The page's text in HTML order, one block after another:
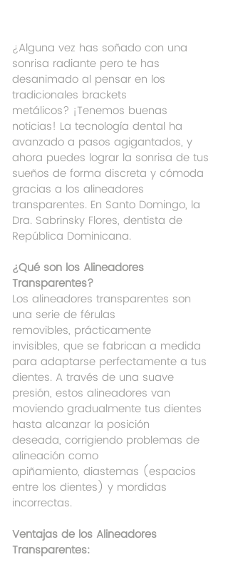
¿Alguna vez has soñado con una
sonrisa radiante pero te has
desanimado al pensar en los
tradicionales brackets
metálicos? ¡Tenemos buenas
noticias! La tecnología dental ha
avanzado a pasos agigantados, y
ahora puedes lograr la sonrisa de tus
sueños de forma discreta y cómoda
gracias a los alineadores
transparentes. En Santo Domingo, la
Dra. Sabrinsky Flores, dentista de
República Dominicana.
¿Qué son los Alineadores
Transparentes?
Los alineadores transparentes son
una serie de férulas
removibles, prácticamente
invisibles, que se fabrican a medida
para adaptarse perfectamente a tus
dientes. A través de una suave
presión, estos alineadores van
moviendo gradualmente tus dientes
hasta alcanzar la posición
deseada, corrigiendo problemas de
alineación como
apiñamiento, diastemas (espacios
entre los dientes) y mordidas
incorrectas.
Ventajas de los Alineadores
Transparentes: